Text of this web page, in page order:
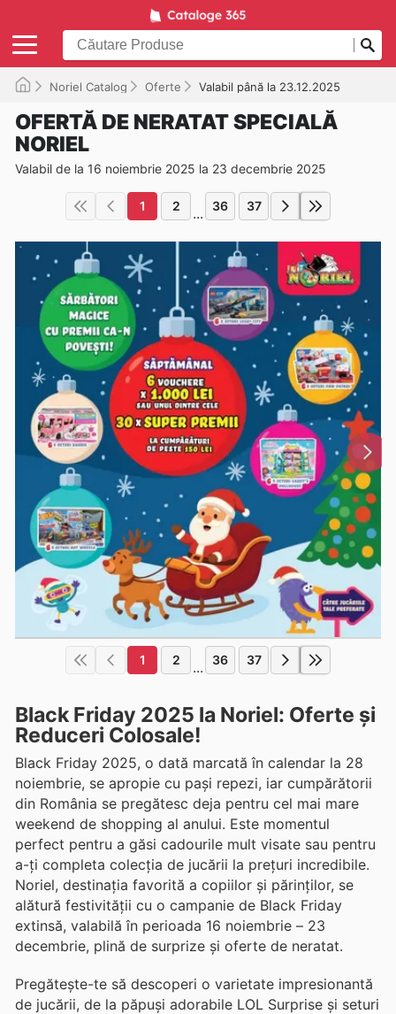
Noriel Catalog Oferte Valabil până la 23.12.2025
OFERTĂ DE NERATAT SPECIALĂ
NORIEL
Valabil de la 16 noiembrie 2025 la 23 decembrie 2025
1 2 ... 36 37
1 2 ... 36 37
Black Friday 2025 la Noriel: Oferte și
Reduceri Colosale!
Black Friday 2025, o dată marcată în calendar la 28
noiembrie, se apropie cu pași repezi, iar cumpărătorii
din România se pregătesc deja pentru cel mai mare
weekend de shopping al anului. Este momentul
perfect pentru a găsi cadourile mult visate sau pentru
a-ți completa colecția de jucării la prețuri incredibile.
Noriel, destinația favorită a copiilor și părinților, se
alătură festivității cu o campanie de Black Friday
extinsă, valabilă în perioada 16 noiembrie – 23
decembrie, plină de surprize și oferte de neratat.
Pregătește-te să descoperi o varietate impresionantă
de jucării, de la păpuși adorabile LOL Surprise și seturi